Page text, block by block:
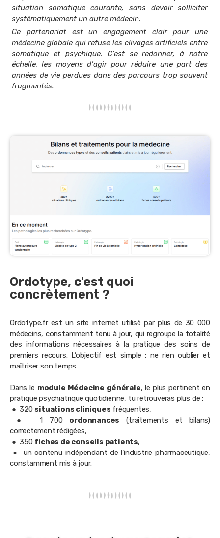
situation somatique courante, sans devoir solliciter
systématiquement un autre médecin.
Ce partenariat est un engagement clair pour une
médecine globale qui refuse les clivages artificiels entre
somatique et psychique. C’est se redonner, à notre
échelle, les moyens d’agir pour réduire une part des
années de vie perdues dans des parcours trop souvent
fragmentés.
Ordotype, c'est quoi
concrètement ?
Ordotype.fr est un site internet utilisé par plus de 30 000
médecins, constamment tenu à jour, qui regroupe la totalité
des informations nécessaires à la pratique des soins de
premiers recours.
L’objectif est simple : ne rien oublier et
maîtriser son temps.
Dans le module Médecine générale, le plus pertinent en
pratique psychiatrique quotidienne, tu retrouveras plus de :
● 320 situations cliniques fréquentes,
● 1 700 ordonnances (traitements et bilans)
correctement rédigées,
● 350 fiches de conseils patients,
● un contenu indépendant de l’industrie pharmaceutique,
constamment mis à jour.